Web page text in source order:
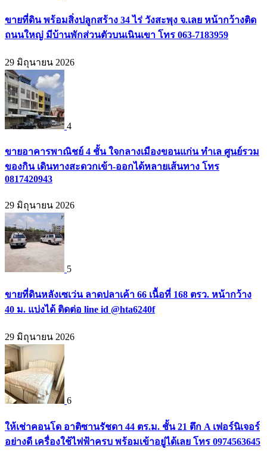
ขายที่ดิน พร้อมสิ่งปลูกสร้าง 34 ไร่ วังสะพุง จ.เลย หน้ากว้างติด
ถนนใหญ่ มีบ้านพักส่วนตัวบนเนินเขา โทร 063-7183959
29 มิถุนายน 2026
4
ขายอาคารพาณิชย์ 4 ชั้น ใจกลางเมืองขอนแก่น ทำเล ศูนย์รวม
ของกิน เดินทางสะดวกเข้า-ออกได้หลายเส้นทาง โทร
0817420943
29 มิถุนายน 2026
5
ขายที่ดินหลังเซเว่น ลาดปลาเค้า 66 เนื้อที่ 168 ตรว. หน้ากว้าง
40 ม. แบ่งได้ ติดต่อ line id @hta6240f
29 มิถุนายน 2026
6
ให้เช่าคอนโด อาติซานรัชดา 44 ตร.ม. ชั้น 21 ตึก A เฟอร์นิเจอร์
อย่างดี เครื่องใช้ไฟฟ้าครบ พร้อมเข้าอยู่ได้เลย โทร 0974563645